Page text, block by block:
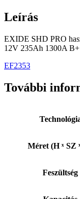
Leírás
EXIDE SHD PRO
12V 235Ah 1300A B+
EF2353
További
Méret (H ˣ SZ
Feszültség